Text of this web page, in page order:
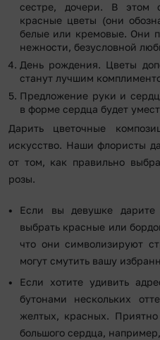
сестре, дочери. В этом
красные цветы (они
белые или кремовые. Они
нежности, безусловной
День рождения. Цветы
станут лучшим
Предложение руки и
в форме сердца будет
Дарить цветочные
искусство. Наши флористы
от том, как правильно
розы.
Если вы девушке
выбрать красные или
что они символизируют
могут смутить вашу
Если хотите удивить
бутонами нескольких
желтых, красных.
большого сердца,